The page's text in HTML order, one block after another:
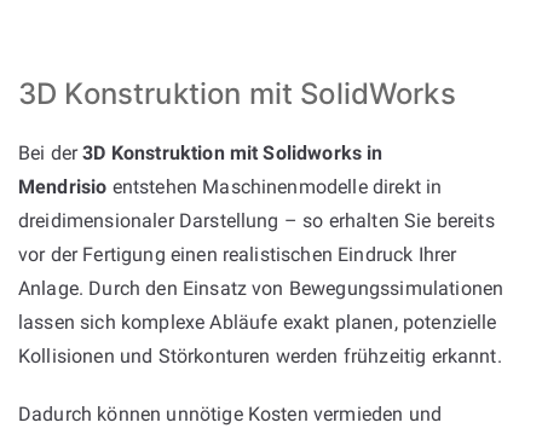
3D Konstruktion mit SolidWorks
Bei der3D Konstruktion mit Solidworks in
Mendrisio entstehen Maschinenmodelle direkt in
dreidimensionaler Darstellung – so erhalten Sie bereits
vor der Fertigung einen realistischen Eindruck Ihrer
Anlage. Durch den Einsatz von Bewegungssimulationen
lassen sich komplexe Abläufe exakt planen, potenzielle
Kollisionen und Störkonturen werden frühzeitig erkannt.
Dadurch können unnötige Kosten vermieden und